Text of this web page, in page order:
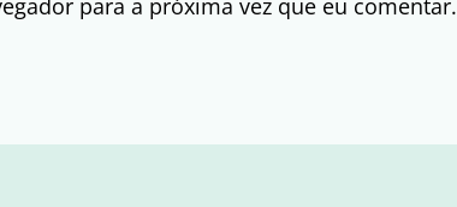
para a próxima vez que eu comentar.